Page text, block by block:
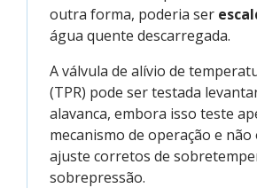
outra forma, poderia ser
água quente descarregada.
A válvula de alívio de
(TPR) pode ser testada
alavanca, embora isso teste
mecanismo de operação e
ajuste corretos de
sobrepressão.